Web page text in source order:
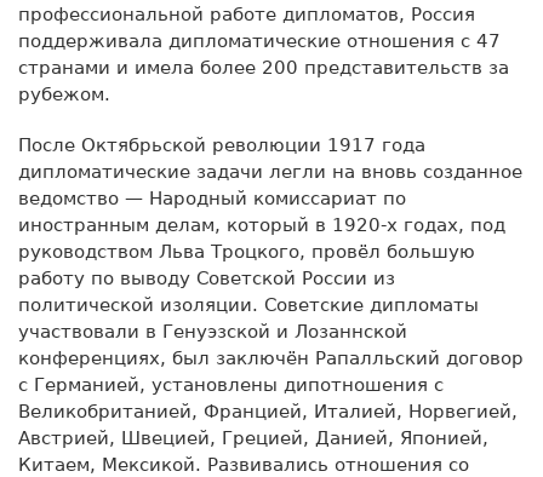
профессиональной работе дипломатов, Россия
поддерживала дипломатические отношения с 47
странами и имела более 200 представительств за
рубежом.
После Октябрьской революции 1917 года
дипломатические задачи легли на вновь созданное
ведомство — Народный комиссариат по
иностранным делам, который в 1920-х годах, под
руководством Льва Троцкого, провёл большую
работу по выводу Советской России из
политической изоляции. Советские дипломаты
участвовали в Генуэзской и Лозаннской
конференциях, был заключён Рапалльский договор
с Германией, установлены дипотношения с
Великобританией, Францией, Италией, Норвегией,
Австрией, Швецией, Грецией, Данией, Японией,
Китаем, Мексикой. Развивались отношения со